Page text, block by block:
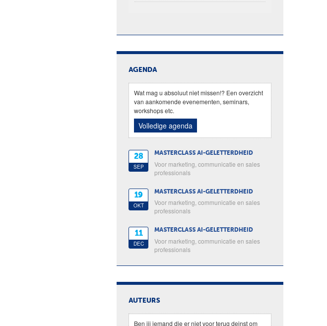
AGENDA
Wat mag u absoluut niet missen!? Een overzicht
van aankomende evenementen, seminars,
workshops etc.
Volledige agenda
28
SEP
MASTERCLASS AI-GELETTERDHEID
Voor marketing, communicatie en sales
professionals
19
OKT
MASTERCLASS AI-GELETTERDHEID
Voor marketing, communicatie en sales
professionals
11
DEC
MASTERCLASS AI-GELETTERDHEID
Voor marketing, communicatie en sales
professionals
AUTEURS
Ben jij iemand die er niet voor terug deinst om